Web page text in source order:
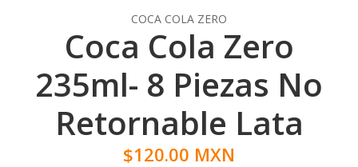
COCA COLA ZERO
Coca Cola Zero
235ml- 8 Piezas No
Retornable Lata
$120.00 MXN